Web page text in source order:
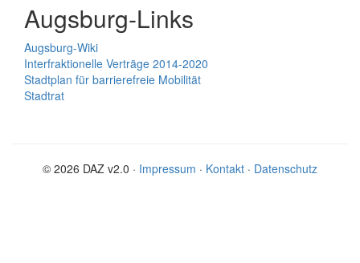
Augsburg-Links
Augsburg-Wiki
Interfraktionelle Verträge 2014-2020
Stadtplan für barrierefreie Mobilität
Stadtrat
© 2026 DAZ v2.0 · Impressum · Kontakt · Datenschutz